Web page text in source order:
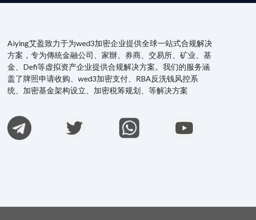
Aiying艾盈致力于为wed3加密企业提供全球一站式合规解决
方案，专为傳統金融公司、家辦、券商、交易所、矿业、基
金、Defi等虚拟资产企业提供合规解决方案。我们的服务涵
盖了牌照申请收购、wed3加密支付、RBA反洗钱风控系
统、加密基金架构设立、加密税筹规划、等解决方案